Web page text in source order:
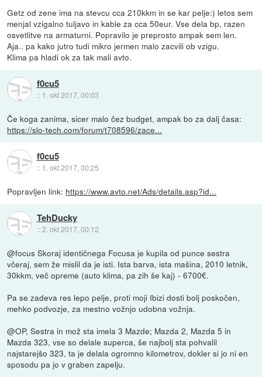
Getz od zene ima na stevcu cca 210kkm in se kar pelje:) letos sem
menjal vzigalno tuljavo in kable za cca 50eur. Vse dela bp, razen
osvetlitve na armaturni. Popravilo je preprosto ampak sem len.
Aja.. pa kako jutro tudi mikro jermen malo zacvili ob vzigu.
Klima pa hladi ok za tak mali avto.
f0cu5
:: 1. okt 2017, 00:03
Če koga zanima, sicer malo čez budget, ampak bo za dalj časa:
https://slo-tech.com/forum/t708596/zace...
f0cu5
:: 1. okt 2017, 00:25
Popravljen link: https://www.avto.net/Ads/details.asp?id...
TehDucky
::2. okt 2017, 00:12
@focus Skoraj identičnega Focusa je kupila od punce sestra
včeraj, sem že mislil da je isti. Ista barva, ista mašina, 2010 letnik,
30kkm, več opreme (auto klima, pa zih še kaj) - 6700€.
Pa se zadeva res lepo pelje, proti moji Ibizi dosti bolj poskočen,
mehko podvozje, za mestno vožnjo udobna vožnja.
@OP, Sestra in mož sta imela 3 Mazde; Mazda 2, Mazda 5 in
Mazda 323, vse so delale superca, še najbolj sta pohvalil
najstarejšo 323, ta je delala ogromno kilometrov, dokler si jo ni en
sposodu pa jo v graben zapelju.